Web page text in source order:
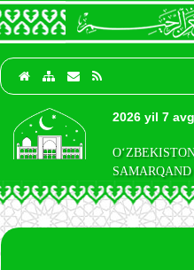
2026 yil 7